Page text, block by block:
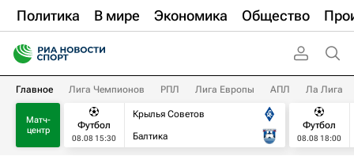
Политика В мире Экономика Общество
Главное Лига Чемпионов РПЛ Лига Европы АПЛ Ла Лига
Матч-
центр
Футбол
08.08 15:30
Крылья Советов
Балтика
Футбол
08.08 18:00